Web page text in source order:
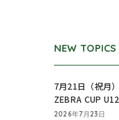
NEW TOPICS
7月21日（祝月
ZEBRA CUP U12
2026年7月23日